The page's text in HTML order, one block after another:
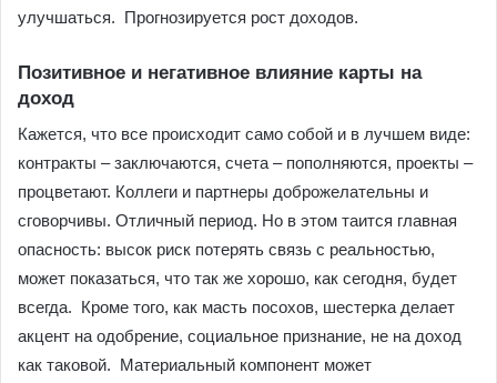
улучшаться. Прогнозируется рост доходов.
Позитивное и негативное влияние карты на
доход
Кажется, что все происходит само собой и в лучшем виде:
контракты – заключаются, счета – пополняются, проекты –
процветают. Коллеги и партнеры доброжелательны и
сговорчивы. Отличный период. Но в этом таится главная
опасность: высок риск потерять связь с реальностью,
может показаться, что так же хорошо, как сегодня, будет
всегда. Кроме того, как масть посохов, шестерка делает
акцент на одобрение, социальное признание, не на доход
как таковой. Материальный компонент может